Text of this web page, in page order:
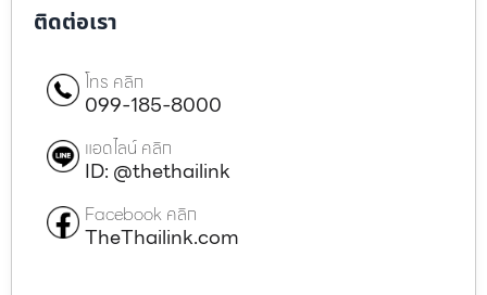
ติดต่อเรา
โทร คลิก
099-185-8000
แอดไลน์ คลิก
ID: @thethailink
Facebook คลิก
TheThailink.com